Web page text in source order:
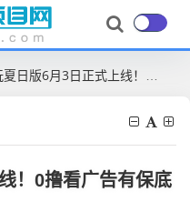
版6月3日正式上线！0撸看广告有保底固定收益
！0撸看广告有保底